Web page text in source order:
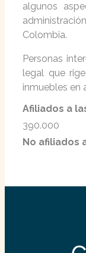
algunos
Colombia.
Personas
legal que
inmuebles en
Afiliados a
390.000
No afiliados